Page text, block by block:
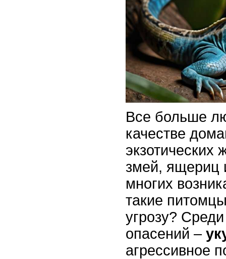
Все больше
качестве
экзотических
змей, ящериц
многих
такие
угрозу?
опасений –
агрессивное